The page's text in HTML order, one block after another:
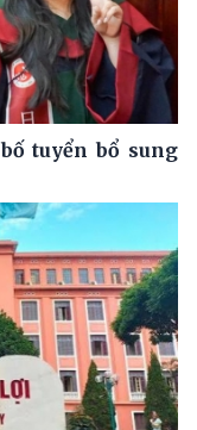
tuyển bổ sung